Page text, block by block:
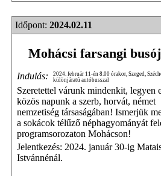
Időpont: 2024.02.11
Mohácsi farsangi
Indulás:
2024. február 11-én 8.00 órakor, Szeged,
különjáratú autóbusszal
Szeretettel várunk mindenkit, legyen
közös napunk a szerb, horvát, német
nemzetiség társaságában! Ismerjük
a sokácok télűző néphagyományát
programsorozaton Mohácson!
Jelentkezés: 2024. január 30-ig
Istvánnénál.